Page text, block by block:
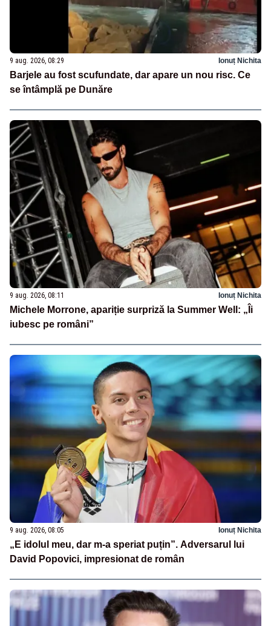
9 aug. 2026, 08:29 Ionuț Nichita
Barjele au fost scufundate, dar apare un nou risc. Ce
se întâmplă pe Dunăre
9 aug. 2026, 08:11 Ionuț Nichita
Michele Morrone, apariție surpriză la Summer Well: „Îi
iubesc pe români”
9 aug. 2026, 08:05 Ionuț Nichita
„E idolul meu, dar m-a speriat puțin”. Adversarul lui
David Popovici, impresionat de român